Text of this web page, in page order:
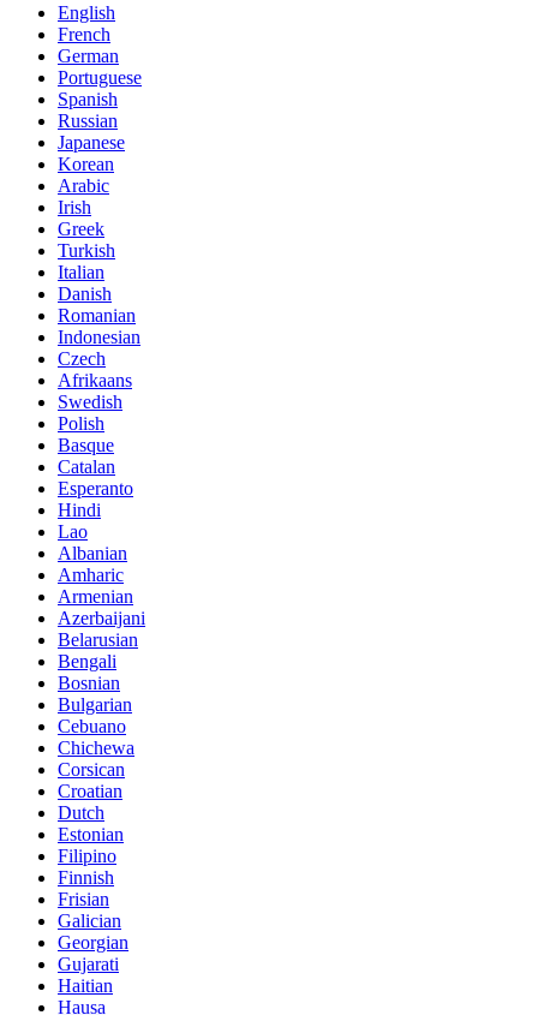
English
French
German
Portuguese
Spanish
Russian
Japanese
Korean
Arabic
Irish
Greek
Turkish
Italian
Danish
Romanian
Indonesian
Czech
Afrikaans
Swedish
Polish
Basque
Catalan
Esperanto
Hindi
Lao
Albanian
Amharic
Armenian
Azerbaijani
Belarusian
Bengali
Bosnian
Bulgarian
Cebuano
Chichewa
Corsican
Croatian
Dutch
Estonian
Filipino
Finnish
Frisian
Galician
Georgian
Gujarati
Haitian
Hausa